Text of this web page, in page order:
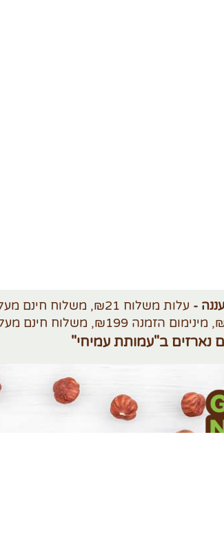
- עלות משלוח ₪21, משלוח חינם מעל ₪250
נארזים ב"עמותת עמיחי"